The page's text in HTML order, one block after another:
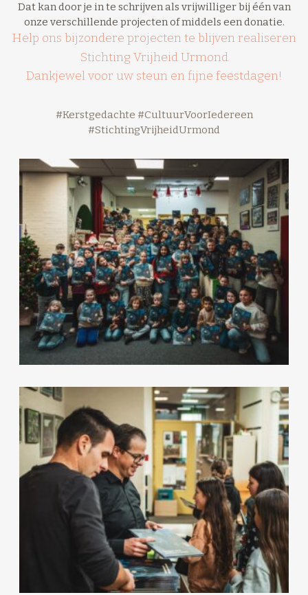
Dat kan door je in te schrijven als vrijwilliger bij één van
onze verschillende projecten of middels een donatie.
Help ons bijzondere projecten te blijven realiseren
Stichting Vrijheid Urmond
Dankjewel voor uw steun en fijne feestdagen!
#Kerstgedachte #CultuurVoorIedereen
#StichtingVrijheidUrmond